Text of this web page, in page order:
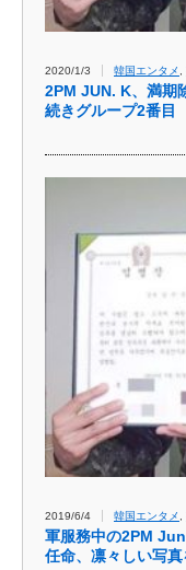
2020/1/3 韓国エンタメ
2PM JUN. K、満期
続きグループ2番目
2019/6/4 韓国エンタメ
軍服務中の2PM
任命、凛々しい写真